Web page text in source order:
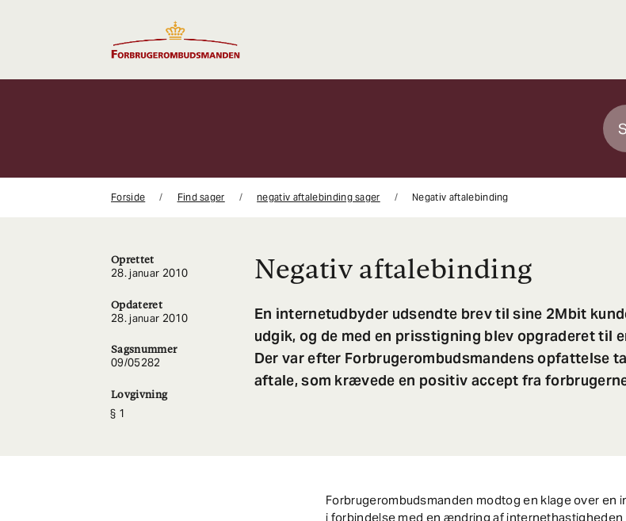
Forside Find sager negativ aftalebinding sager Negativ aftalebinding
Oprettet
28. januar 2010
Opdateret
28. januar 2010
Sagsnummer
09/05282
Lovgivning
1
Negativ aftalebinding
En internetudbyder udsendte brev til sine 2Mbit
udgik, og de med en prisstigning blev opgraderet til
Der var efter Forbrugerombudsmandens opfattelse
aftale, som krævede en positiv accept fra
Forbrugerombudsmanden modtog en klage over en
i forbindelse med en ændring af internethastigheden